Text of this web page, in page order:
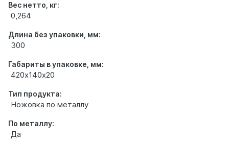
Вес нетто, кг:
0,264
Длина без упаковки, мм:
300
Габариты в упаковке, мм:
420х140х20
Тип продукта:
Ножовка по металлу
По металлу:
Да